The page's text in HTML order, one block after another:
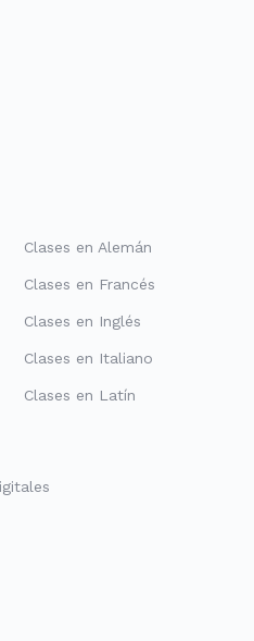
Clases en Alemán
Clases en Francés
Clases en Inglés
Clases en Italiano
Clases en Latín